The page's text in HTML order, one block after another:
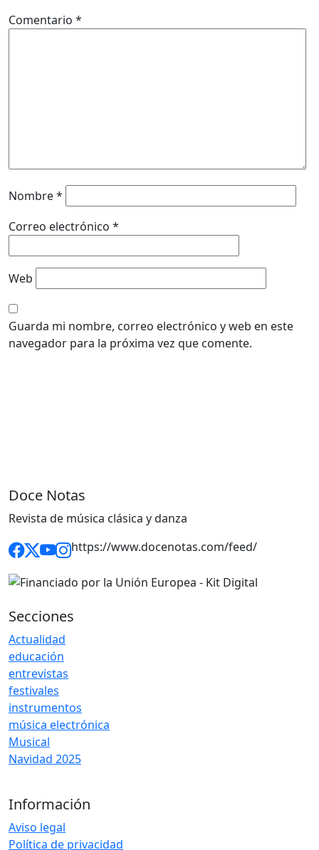
Comentario *
Nombre*
Correo electrónico *
Web
Guarda mi nombre, correo electrónico y web en este
navegador para la próxima vez que comente.
Doce Notas
Revista de música clásica y danza
https://www.docenotas.com/feed/
Secciones
Actualidad
educación
entrevistas
festivales
instrumentos
música electrónica
Musical
Navidad 2025
Información
Aviso legal
Política de privacidad